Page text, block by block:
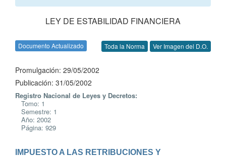
LEY DE ESTABILIDAD FINANCIERA
Documento Actualizado Toda la Norma Ver Imagen del D.O.
Promulgación: 29/05/2002
Publicación: 31/05/2002
Registro Nacional de Leyes y Decretos:
Tomo: 1
Semestre: 1
Año: 2002
Página: 929
IMPUESTO A LAS RETRIBUCIONES Y